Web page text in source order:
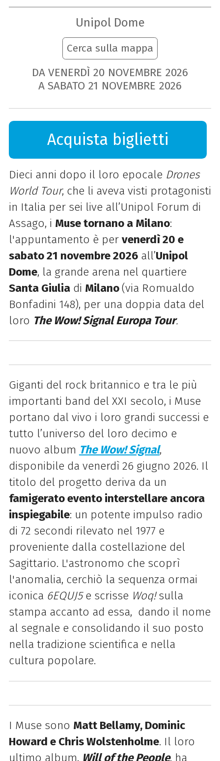
Unipol Dome
Cerca sulla mappa
DA VENERDÌ 20 NOVEMBRE 2026
A SABATO 21 NOVEMBRE 2026
Acquista biglietti
Dieci anni dopo il loro epocale Drones
World Tour, che li aveva visti protagonisti
in Italia per sei live all’Unipol Forum di
Assago, i Muse tornano a Milano:
l'appuntamento è per venerdì 20 e
sabato 21 novembre 2026all’Unipol
Dome, la grande arena nel quartiere
Santa Giuliadi Milano(via Romualdo
Bonfadini 148), per una doppia data del
loro The Wow! Signal Europa Tour.
Giganti del rock britannico e tra le più
importanti band del XXI secolo, i Muse
portano dal vivo i loro grandi successi e
tutto l’universo del loro decimo e
nuovo album The Wow! Signal,
disponibile da venerdì 26 giugno 2026. Il
titolo del progetto deriva da un
famigerato evento interstellare ancora
inspiegabile: un potente impulso radio
di 72 secondi rilevato nel 1977 e
proveniente dalla costellazione del
Sagittario. L'astronomo che scoprì
l'anomalia, cerchiò la sequenza ormai
iconica 6EQUJ5e scrisse Woq!sulla
stampa accanto ad essa, dando il nome
al segnale e consolidando il suo posto
nella tradizione scientifica e nella
cultura popolare.
I Muse sono Matt Bellamy, Dominic
Howard e Chris Wolstenholme. Il loro
ultimo album, Will of the People, ha